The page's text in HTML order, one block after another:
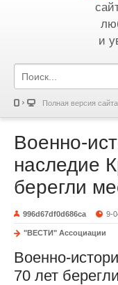
и
Полная версия сайта
Военно-
наследие
берегли
996d67df0d686ca 9-
"ВЕСТИ" Ассоциации
Военно-
70 лет